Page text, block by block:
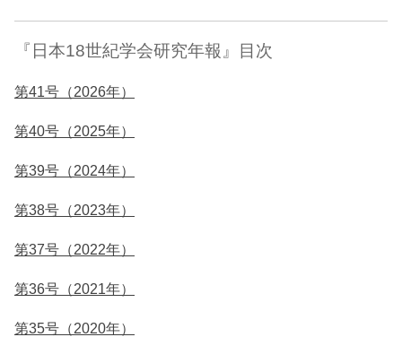
『日本18世紀学会研究年報』目次
第41号（2026年）
第40号（2025年）
第39号（2024年）
第38号（2023年）
第37号（2022年）
第36号（2021年）
第35号（2020年）